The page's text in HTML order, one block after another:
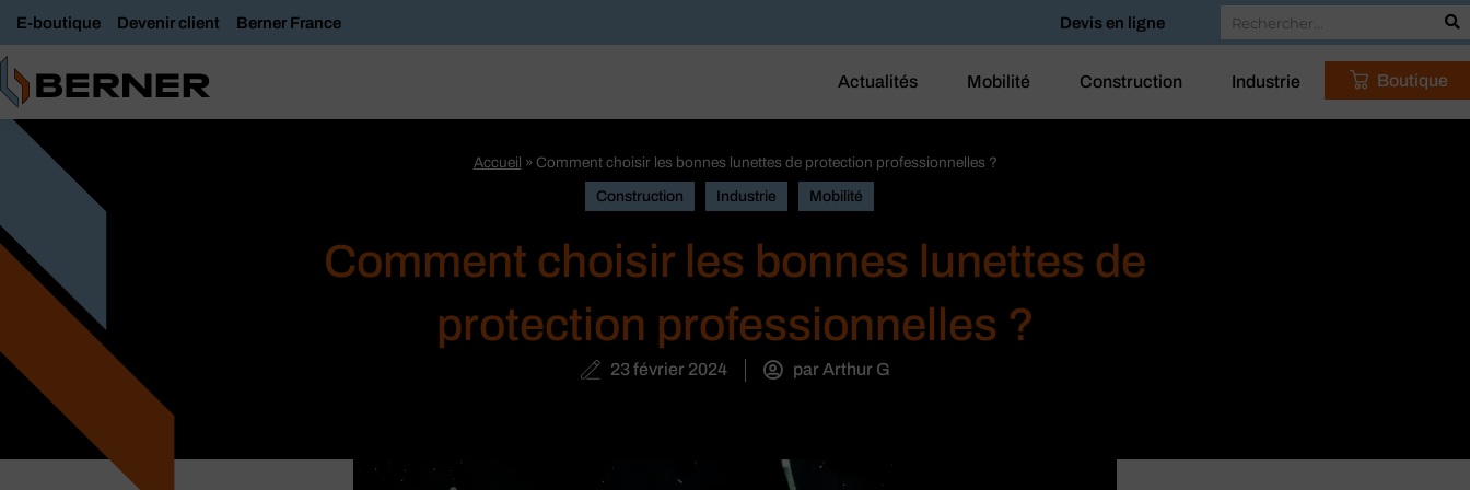
E-boutique Devenir client Berner France Devis en ligne
Actualités Mobilité Construction Industrie Boutique
Accueil » Comment choisir les bonnes lunettes de protection professionnelles ?
Construction Industrie Mobilité
Comment choisir les bonnes lunettes de
protection professionnelles ?
23 février 2024 parArthur G